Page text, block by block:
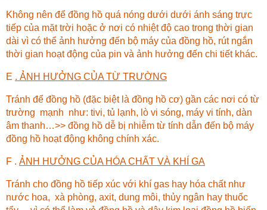
Không nên để đồng hồ quá nóng dưới dưới ánh sáng trực
tiếp của mặt trời hoặc ở nơi có nhiệt độ cao trong thời gian
dài vì có thể ảnh hưởng đến bộ máy của đồng hồ, rút ngắn
thời gian hoạt động của pin và ảnh hưởng đến chi tiết khác.
E . ẢNH HƯỞNG CỦA TỪ TRƯỜNG
Tránh để đồng hồ (đặc biệt là đồng hồ cơ) gần các nơi có từ
trường mạnh như: tivi, tủ lạnh, lò vi sóng, máy vi tính, dàn
âm thanh…>> đồng hồ dễ bị nhiễm từ tính dẫn đến bộ máy
đồng hồ hoạt động không chính xác.
F . ẢNH HƯỞNG CỦA HÓA CHẤT VÀ KHÍ GA
Tránh cho đồng hồ tiếp xúc với khí gas hay hóa chất như
nước hoa, xà phòng, axit, dung môi, thủy ngân hay thuốc